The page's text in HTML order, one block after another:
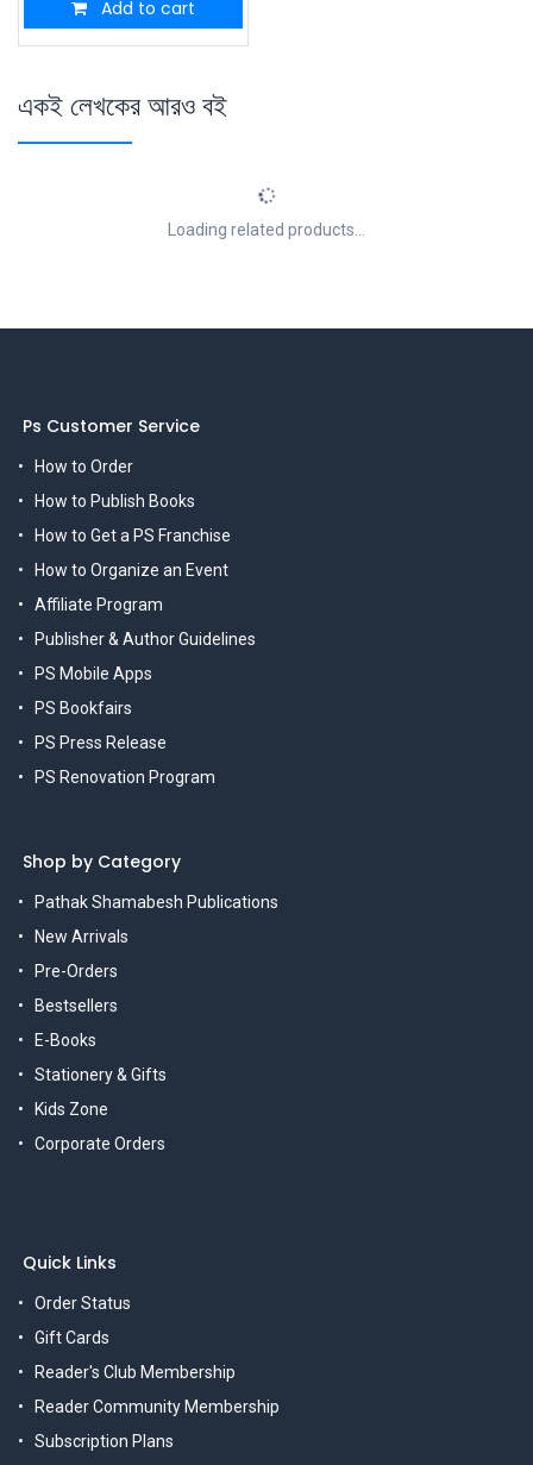
Add to cart
একই লেখকের আরও বই
Loading related products...
Ps Customer Service
How to Order
How to Publish Books
How to Get a PS Franchise
How to Organize an Event
Affiliate Program
Publisher & Author Guidelines
PS Mobile Apps
PS Bookfairs
PS Press Release
PS Renovation Program
Shop by Category
Pathak Shamabesh Publications
New Arrivals
Pre-Orders
Bestsellers
E-Books
Stationery & Gifts
Kids Zone
Corporate Orders
Quick Links
Order Status
Gift Cards
Reader's Club Membership
Reader Community Membership
Subscription Plans